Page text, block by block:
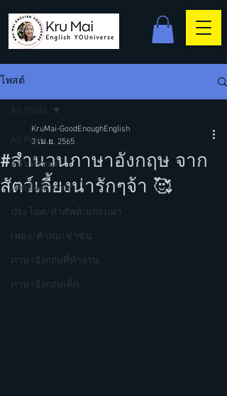
โพสต์
All Posts
คลิปทั้งหมด
เทคนิคฝึกภาษา
ประโยค/คำศัพท์/แกรมม่า
เพลง/คำคม/ขำขัน
ภาษาอังกฤษที่ทำงาน
ภาษาอังกฤษเด็ก
All Posts
#สำนวนภาษาอังกฤษ จาก
สัตว์เลี้ยงน่ารักๆจ้า 🥰
KruMai-GoodEnoughEnglish
3 เม.ย. 2565